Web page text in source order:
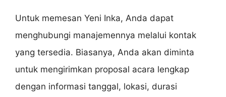
Untuk memesan Yeni Inka, Anda dapat
menghubungi manajemennya melalui kontak
yang tersedia. Biasanya, Anda akan diminta
untuk mengirimkan proposal acara lengkap
dengan informasi tanggal, lokasi, durasi